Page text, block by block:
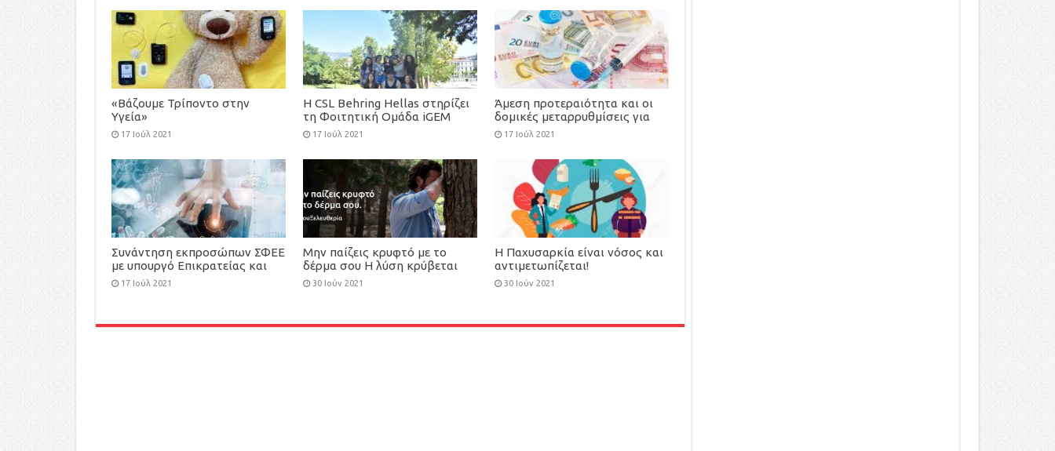
για ενήλικες με οξεία
μυελογενή λευχαιμία
«Βάζουμε Τρίποντο στην
Υγεία»
17 Ιούλ 2021
H CSL Behring Hellas στηρίζει
τη Φοιτητική Ομάδα iGEM
Athens 2020
17 Ιούλ 2021
Άμεση προτεραιότητα και οι
δομικές μεταρρυθμίσεις για
τον περιορισμό της
17 Ιούλ 2021
Συνάντηση εκπροσώπων ΣΦΕΕ
με υπουργό Επικρατείας και
Ψηφιακής Διακυβέρνησης, κ.
17 Ιούλ 2021
Μην παίζεις κρυφτό με το
δέρμα σου Η λύση κρύβεται
μπροστά σου.
30 Ιούν 2021
Η Παχυσαρκία είναι νόσος και
αντιμετωπίζεται!
30 Ιούν 2021